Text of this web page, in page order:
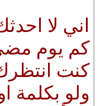
اني لا
كم يوم
كنت
ولو بكلمة